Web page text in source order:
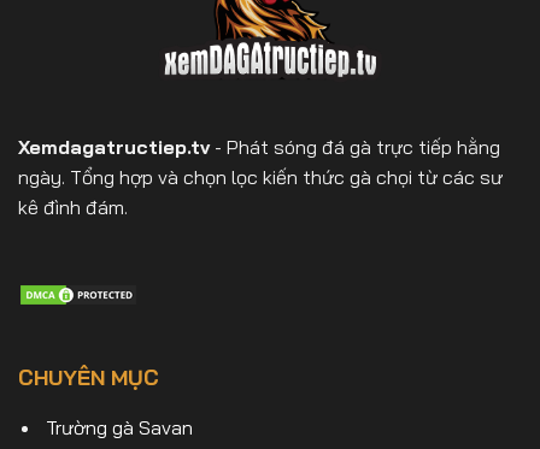
Xemdagatructiep.tv- Phát sóng đá gà trực tiếp hằng
ngày. Tổng hợp và chọn lọc kiến thức gà chọi từ các sư
kê đình đám.
CHUYÊN MỤC
Trường gà Savan